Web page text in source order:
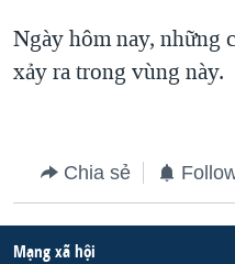
NGƯ DÂN VIỆT VÀ LÀN
BÊN KIA QUỐC LỘ:
Ngày hôm nay, những
xảy ra trong vùng này.
Chia sẻ
Mạng xã hội